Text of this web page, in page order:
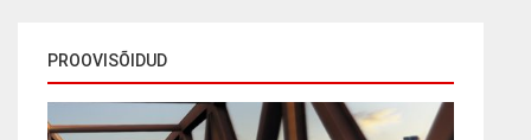
PROOVISÕIDUD